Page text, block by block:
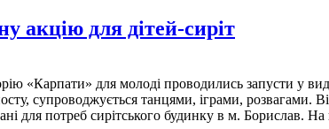
акцію для дітей-сиріт
«Карпати» для молоді проводились запусти у
супроводжується танцями, іграми, розвагами.
для потреб сирітського будинку в м. Борислав.